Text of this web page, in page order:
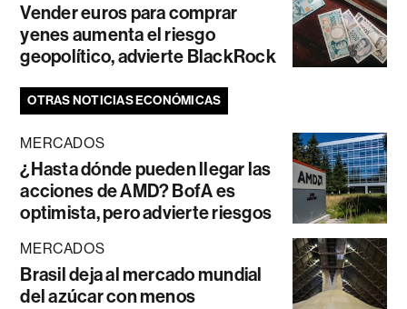
Vender euros para comprar
yenes aumenta el riesgo
geopolítico, advierte BlackRock
OTRAS NOTICIAS ECONÓMICAS
MERCADOS
¿Hasta dónde pueden llegar las
acciones de AMD? BofA es
optimista, pero advierte riesgos
MERCADOS
Brasil deja al mercado mundial
del azúcar con menos